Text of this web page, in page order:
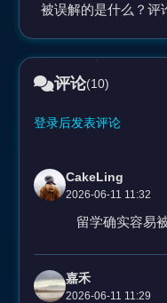
被误解的是什么？评
评论(10)
登录后发表评论
CakeLing
2026-06-11 11:32
留学确实容易
嘉禾
2026-06-11 11:29